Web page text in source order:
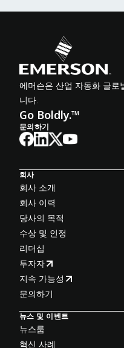
에머슨은 산업 자동화 글로
니다.
Go Boldly.™
문의하기
회사
회사 소개
회사 이력
당사의 목적
수상 및 인정
리더십
투자자
지속 가능성
문의하기
뉴스 및 이벤트
뉴스룸
혁신 사례